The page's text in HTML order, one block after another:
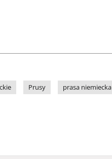
Prusy prasa niemiecka